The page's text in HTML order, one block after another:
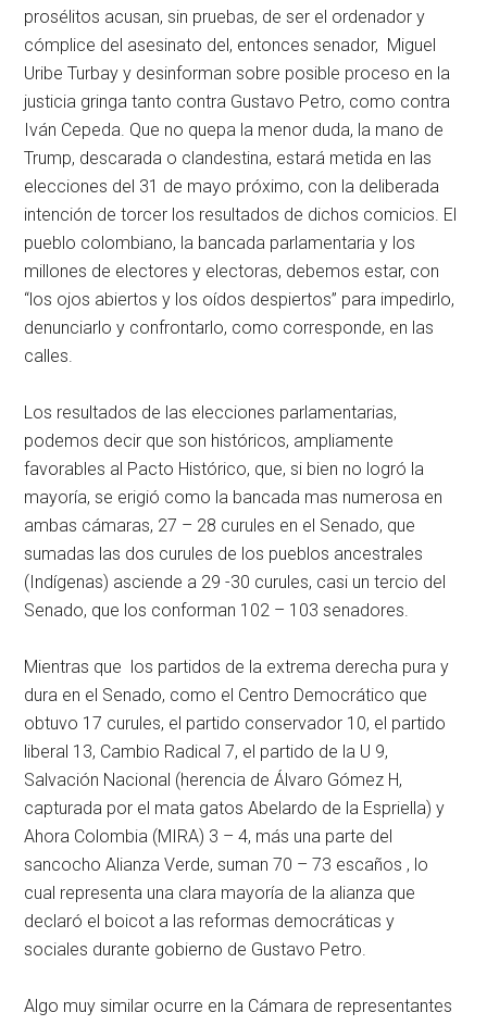
prosélitos acusan, sin pruebas, de ser el ordenador y
cómplice del asesinato del, entonces senador, Miguel
Uribe Turbay y desinforman sobre posible proceso en la
justicia gringa tanto contra Gustavo Petro, como contra
Iván Cepeda. Que no quepa la menor duda, la mano de
Trump, descarada o clandestina, estará metida en las
elecciones del 31 de mayo próximo, con la deliberada
intención de torcer los resultados de dichos comicios. El
pueblo colombiano, la bancada parlamentaria y los
millones de electores y electoras, debemos estar, con
“los ojos abiertos y los oídos despiertos” para impedirlo,
denunciarlo y confrontarlo, como corresponde, en las
calles.
Los resultados de las elecciones parlamentarias,
podemos decir que son históricos, ampliamente
favorables al Pacto Histórico, que, si bien no logró la
mayoría, se erigió como la bancada mas numerosa en
ambas cámaras, 27 – 28 curules en el Senado, que
sumadas las dos curules de los pueblos ancestrales
(Indígenas) asciende a 29 -30 curules, casi un tercio del
Senado, que los conforman 102 – 103 senadores.
Mientras que los partidos de la extrema derecha pura y
dura en el Senado, como el Centro Democrático que
obtuvo 17 curules, el partido conservador 10, el partido
liberal 13, Cambio Radical 7, el partido de la U 9,
Salvación Nacional (herencia de Álvaro Gómez H,
capturada por el mata gatos Abelardo de la Espriella) y
Ahora Colombia (MIRA) 3 – 4, más una parte del
sancocho Alianza Verde, suman 70 – 73 escaños , lo
cual representa una clara mayoría de la alianza que
declaró el boicot a las reformas democráticas y
sociales durante gobierno de Gustavo Petro.
Algo muy similar ocurre en la Cámara de representantes